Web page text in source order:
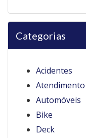
Categorias
Acidentes
Atendimento
Automóveis
Bike
Deck